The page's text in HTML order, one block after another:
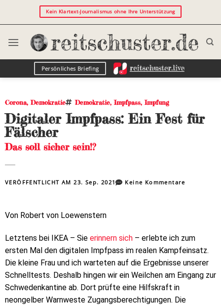
Kein Klartext-Journalismus ohne Ihre Unterstützung
Persönliches Briefing
Corona,Demokratie Demokratie,Impfpass,Impfung
Digitaler Impfpass: Ein Fest für
Fälscher
Das soll sicher sein!?
VERÖFFENTLICHT AM23. Sep. 2021 Keine Kommentare
Von Robert von Loewenstern
Letztens bei IKEA – Sie erinnern sich – erlebte ich zum
ersten Mal den digitalen Impfpass im realen Kampfeinsatz.
Die kleine Frau und ich warteten auf die Ergebnisse unserer
Schnelltests. Deshalb hingen wir ein Weilchen am Eingang zur
Schwedenkantine ab. Dort prüfte eine Hilfskraft in
neongelber Warnweste Zugangsberechtigungen. Die